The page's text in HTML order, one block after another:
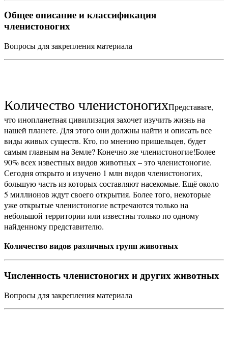
Общее описание и классификация
членистоногих
Вопросы для закрепления материала
Количество членистоногихПредставьте,
что инопланетная цивилизация захочет изучить жизнь на
нашей планете. Для этого они должны найти и описать все
виды живых существ. Кто, по мнению пришельцев, будет
самым главным на Земле? Конечно же членистоногие!Более
90% всех известных видов животных – это членистоногие.
Сегодня открыто и изучено 1 млн видов членистоногих,
большую часть из которых составляют насекомые. Ещё около
5 миллионов ждут своего открытия. Более того, некоторые
уже открытые членистоногие встречаются только на
небольшой территории или известны только по одному
найденному представителю.
Количество видов различных групп животных
Численность членистоногих и других животных
Вопросы для закрепления материала